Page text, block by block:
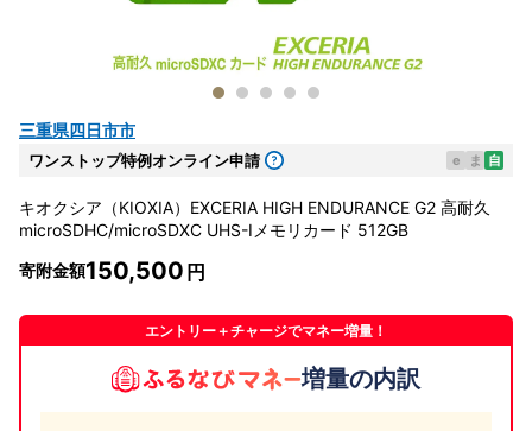
三重県四日市市
ワンストップ特例オンライン申請 e ま 自
キオクシア（KIOXIA）EXCERIA HIGH ENDURANCE G2 高耐久
microSDHC/microSDXC UHS-Iメモリカード 512GB
寄附金額150,500
エントリー＋チャージでマネー増量！
増量の内訳